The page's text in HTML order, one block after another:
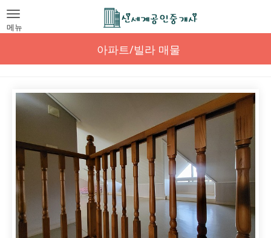
Toggle
navigation
메뉴
아파트/빌라 매물